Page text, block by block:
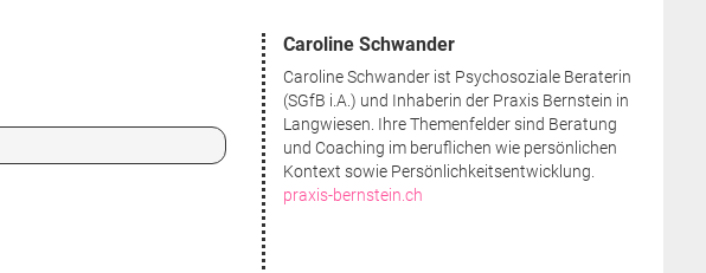
Caroline Schwander
Caroline Schwander ist Psychosoziale Beraterin
(SGfB i.A.) und Inhaberin der Praxis Bernstein in
Langwiesen. Ihre Themenfelder sind Beratung
und Coaching im beruflichen wie persönlichen
Kontext sowie Persönlichkeitsentwicklung.
praxis-bernstein.ch